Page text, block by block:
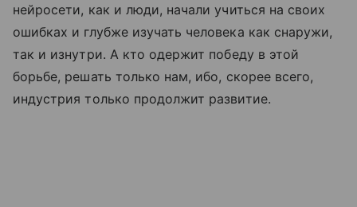
нейросети, как и люди, начали учиться на своих
ошибках и глубже изучать человека как снаружи,
так и изнутри. А кто одержит победу в этой
борьбе, решать только нам, ибо, скорее всего,
индустрия только продолжит развитие.